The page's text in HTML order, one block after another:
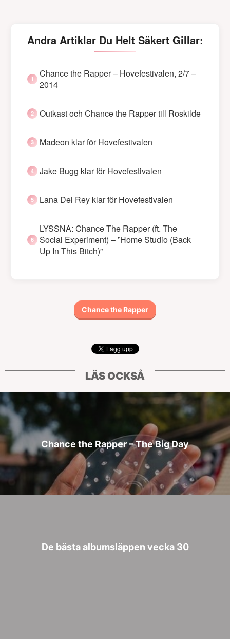
Andra Artiklar Du Helt Säkert Gillar:
Chance the Rapper – Hovefestivalen, 2/7 –
2014
Outkast och Chance the Rapper till Roskilde
Madeon klar för Hovefestivalen
Jake Bugg klar för Hovefestivalen
Lana Del Rey klar för Hovefestivalen
LYSSNA: Chance The Rapper (ft. The
Social Experiment) – ”Home Studio (Back
Up In This Bitch)”
Chance the Rapper
LÄS OCKSÅ
Chance the Rapper – The Big Day
De bästa albumsläppen vecka 30